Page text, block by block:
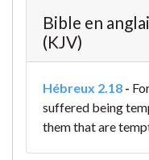
Bible en
(KJV)
Hébreux 2.18 -
suffered being
them that are